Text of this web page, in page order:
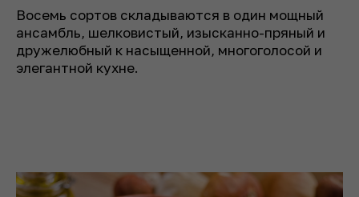
Восемь сортов складываются в один мощный
ансамбль, шелковистый, изысканно-пряный и
дружелюбный к насыщенной, многоголосой и
элегантной кухне.